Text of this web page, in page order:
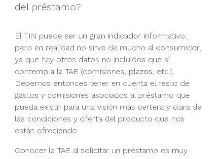
del préstamo?
El TIN puede ser un gran indicador informativo,
pero en realidad no sirve de mucho al consumidor,
ya que hay otros datos no incluidos que sí
contempla la TAE (comisiones, plazos, etc.).
Debemos entonces tener en cuenta el resto de
gastos y comisiones asociados al préstamo que
pueda existir para una visión más certera y clara de
las condiciones y oferta del producto que nos
están ofreciendo.
Conocer la TAE al solicitar un préstamo es muy